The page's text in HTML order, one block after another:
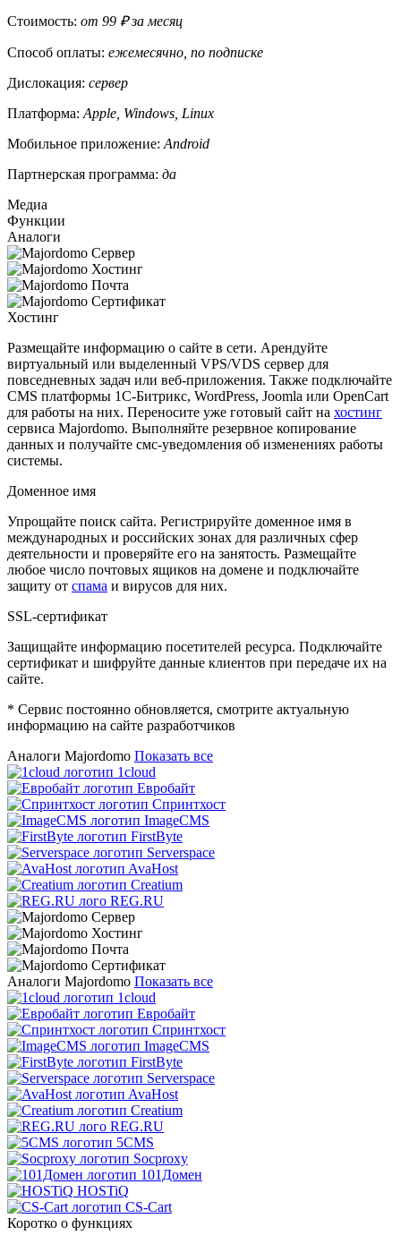
Стоимость: от 99 ₽ за месяц
Способ оплаты: ежемесячно, по подписке
Дислокация: сервер
Платформа: Apple, Windows, Linux
Мобильное приложение: Android
Партнерская программа: да
Медиа
Функции
Аналоги
Хостинг
Размещайте информацию о сайте в сети. Арендуйте
виртуальный или выделенный VPS/VDS сервер для
повседневных задач или веб-приложения. Также подключайте
CMS платформы 1С-Битрикс, WordPress, Joomla или OpenCart
для работы на них. Переносите уже готовый сайт на хостинг
сервиса Majordomo. Выполняйте резервное копирование
данных и получайте смс-уведомления об изменениях работы
системы.
Доменное имя
Упрощайте поиск сайта. Регистрируйте доменное имя в
международных и российских зонах для различных сфер
деятельности и проверяйте его на занятость. Размещайте
любое число почтовых ящиков на домене и подключайте
защиту от спама и вирусов для них.
SSL-сертификат
Защищайте информацию посетителей ресурса. Подключайте
сертификат и шифруйте данные клиентов при передаче их на
сайте.
* Сервис постоянно обновляется, смотрите актуальную
информацию на сайте разработчиков
Аналоги Majordomo Показать все
1cloud
Евробайт
Спринтхост
ImageCMS
FirstByte
Serverspace
AvaHost
Creatium
REG.RU
Аналоги Majordomo Показать все
1cloud
Евробайт
Спринтхост
ImageCMS
FirstByte
Serverspace
AvaHost
Creatium
REG.RU
5CMS
Socproxy
101Домен
HOSTiQ
CS-Cart
Коротко о функциях